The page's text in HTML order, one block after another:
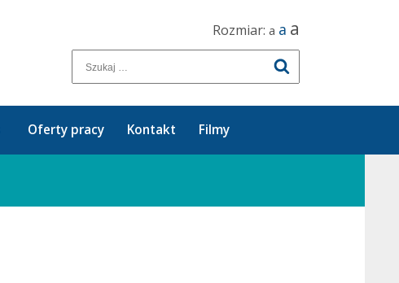
Rozmiar: a a a
Oferty pracy Kontakt Filmy